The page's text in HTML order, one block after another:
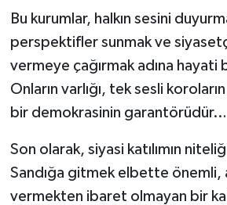
Bu kurumlar, halkın sesini
perspektifler sunmak ve
vermeye çağırmak adına
Onların varlığı, tek sesli
bir demokrasinin garantörüdür…
Son olarak, siyasi katılımın
Sandığa gitmek elbette önemli,
vermekten ibaret olmayan bir